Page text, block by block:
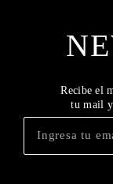
Recibe el
tu mail